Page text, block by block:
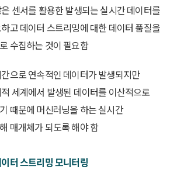
센서를 활용한 발생되는 실시간 데이터를
고 데이터 스트리밍에 대한 데이터 품질을
수집하는 것이 필요함
으로 연속적인 데이터가 발생되지만
세계에서 발생된 데이터를 이산적으로
때문에 머신러닝을 하는 실시간
매개체가 되도록 해야 함
터 스트리밍 모니터링